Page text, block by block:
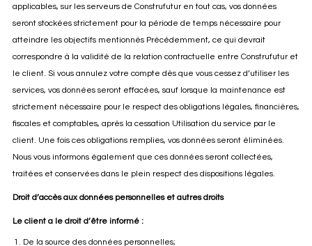
applicables, sur les serveurs de Construfutur en tout cas, vos données
seront stockées strictement pour la période de temps nécessaire pour
atteindre les objectifs mentionnés Précédemment, ce qui devrait
correspondre à la validité de la relation contractuelle entre Construfutur et
le client. Si vous annulez votre compte dès que vous cessez d’utiliser les
services, vos données seront effacées, sauf lorsque la maintenance est
strictement nécessaire pour le respect des obligations légales, financières,
fiscales et comptables, après la cessation Utilisation du service par le
client. Une fois ces obligations remplies, vos données seront éliminées.
Nous vous informons également que ces données seront collectées,
traitées et conservées dans le plein respect des dispositions légales.
Droit d’accès aux données personnelles et autres droits
Le client a le droit d’être informé :
De la source des données personnelles;